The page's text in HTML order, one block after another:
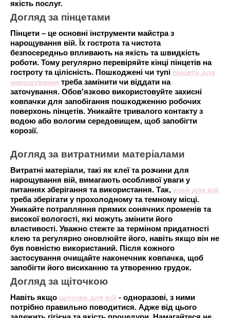
якість послуг.
Догляд за пінцетами
Пінцети – це основні інструменти майстра з
нарощування вій. Їх гострота та чистота
безпосередньо впливають на якість та швидкість
роботи. Тому регулярно перевіряйте кінці пінцетів на
гостроту та цілісність. Пошкоджені чи тупі пінцети для
нарощування треба замінити чи віддати на
заточування. Обов'язково використовуйте захисні
ковпачки для запобігання пошкодженню робочих
поверхонь пінцетів. Уникайте тривалого контакту з
водою або вологим середовищем, щоб запобігти
корозії.
Догляд за витратними матеріалами
Витратні матеріали, такі як клеї та розчини для
нарощування вій, вимагають особливої ​​уваги у
питаннях зберігання та використання. Так, клей для вій
треба зберігати у прохолодному та темному місці.
Уникайте потрапляння прямих сонячних променів та
високої вологості, які можуть змінити його
властивості. Уважно стежте за терміном придатності
клею та регулярно оновлюйте його, навіть якщо він не
був повністю використаний. Після кожного
застосування очищайте наконечник ковпачка, щоб
запобігти його висиханню та утворенню грудок.
Догляд за щіточкою
Навіть якщо щіточки для вій - одноразові, з ними
потрібно правильно поводитися. Адже від цього